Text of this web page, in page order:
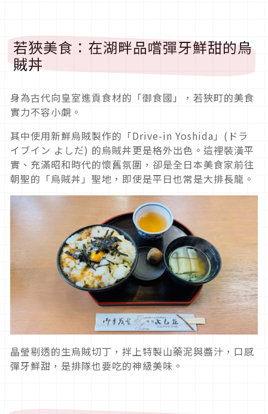
若狹美食：在湖畔品嚐彈牙鮮甜的烏
賊丼
身為古代向皇室進貢食材的「御食國」，若狹町的美食
實力不容小覷。
其中使用新鮮烏賊製作的「Drive-in Yoshida」(ドラ
イブイン よしだ) 的烏賊丼更是格外出色。這裡裝潢平
實、充滿昭和時代的懷舊氛圍，卻是全日本美食家前往
朝聖的「烏賊丼」聖地，即使是平日也常是大排長龍。
晶瑩剔透的生烏賊切丁，拌上特製山藥泥與醬汁，口感
彈牙鮮甜，是排隊也要吃的神級美味。